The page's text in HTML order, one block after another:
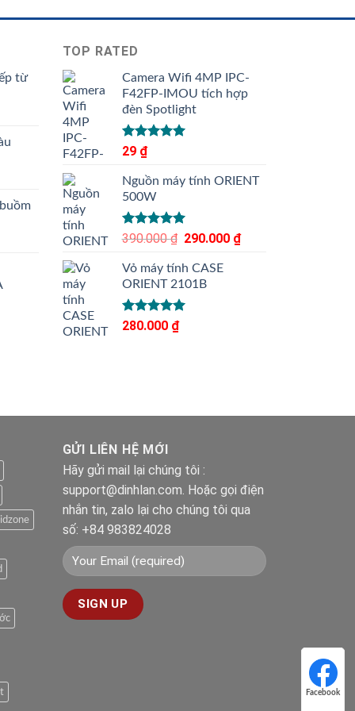
Facebook
từ
TOP RATED
Camera Wifi 4MP IPC-
F42FP-IMOU tích hợp
đèn Spotlight
Được xếp
hạng
5 sao
29 ₫
Nguồn máy tính ORIENT
500W
Được xếp
5.00
5 sao
390.000₫ Giá
là:
390.000 ₫.
290.000 ₫Giá
Vỏ máy tính CASE
ORIENT 2101B
Được xếp
5.00
280.000 ₫
GỬI LIÊN HỆ MỚI
Hãy gửi mail lại chúng tôi :
support@dinhlan.com. Hoặc gọi điện
nhắn tin, zalo lại cho chúng tôi qua
số: +84 983824028
Facebook